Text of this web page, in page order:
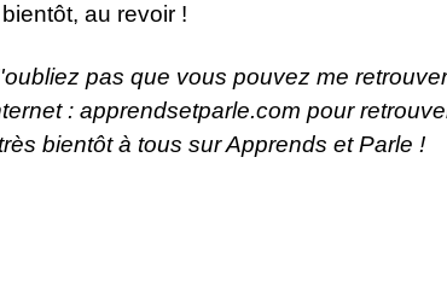
au revoir !
pas que vous pouvez me
: apprendsetparle.com pour
bientôt à tous sur Apprends et Parle !
14 - "SEPT FILMS FRANÇAIS À REGARDER !" 📝​
! 🎧 ÉPISODE 12 - "DU LATIN AU FRANCAIS :